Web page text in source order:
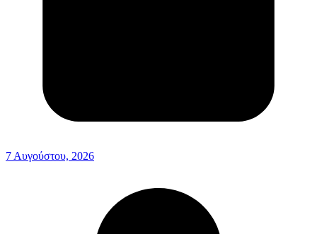
7 Αυγούστου, 2026